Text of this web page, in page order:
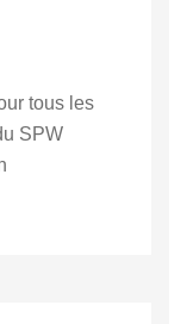
tous les
SPW